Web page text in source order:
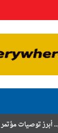
المصريين بالخارج